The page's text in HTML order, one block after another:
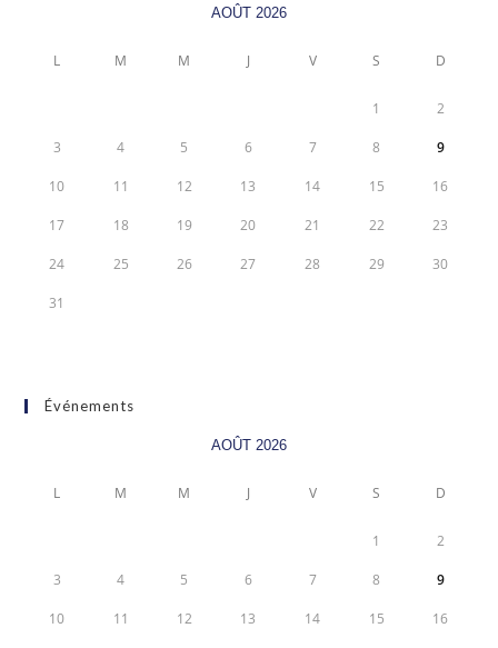
AOÛT 2026
L M M J V S D
1 2
3 4 5 6 7 8 9
10 11 12 13 14 15 16
17 18 19 20 21 22 23
24 25 26 27 28 29 30
31
Événements
AOÛT 2026
L M M J V S D
1 2
3 4 5 6 7 8 9
10 11 12 13 14 15 16